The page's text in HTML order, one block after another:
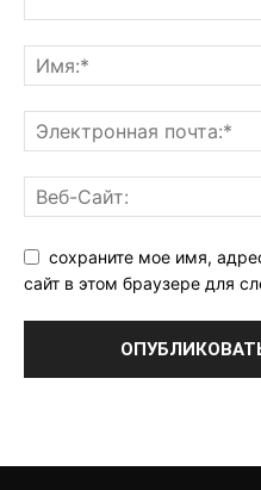
сохраните мое имя,
сайт в этом браузере для